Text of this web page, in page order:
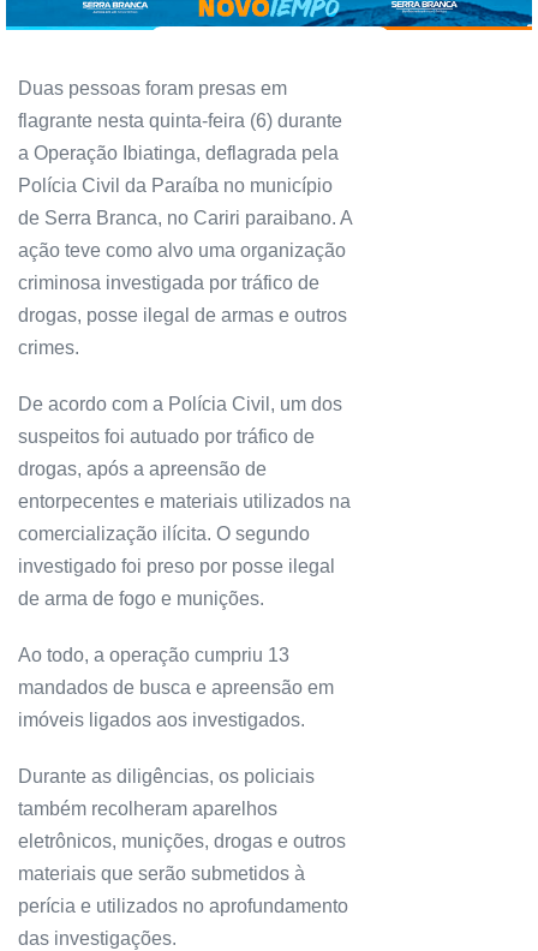
Duas pessoas foram presas em
flagrante nesta quinta-feira (6) durante
a Operação Ibiatinga, deflagrada pela
Polícia Civil da Paraíba no município
de Serra Branca, no Cariri paraibano. A
ação teve como alvo uma organização
criminosa investigada por tráfico de
drogas, posse ilegal de armas e outros
crimes.
De acordo com a Polícia Civil, um dos
suspeitos foi autuado por tráfico de
drogas, após a apreensão de
entorpecentes e materiais utilizados na
comercialização ilícita. O segundo
investigado foi preso por posse ilegal
de arma de fogo e munições.
Ao todo, a operação cumpriu 13
mandados de busca e apreensão em
imóveis ligados aos investigados.
Durante as diligências, os policiais
também recolheram aparelhos
eletrônicos, munições, drogas e outros
materiais que serão submetidos à
perícia e utilizados no aprofundamento
das investigações.